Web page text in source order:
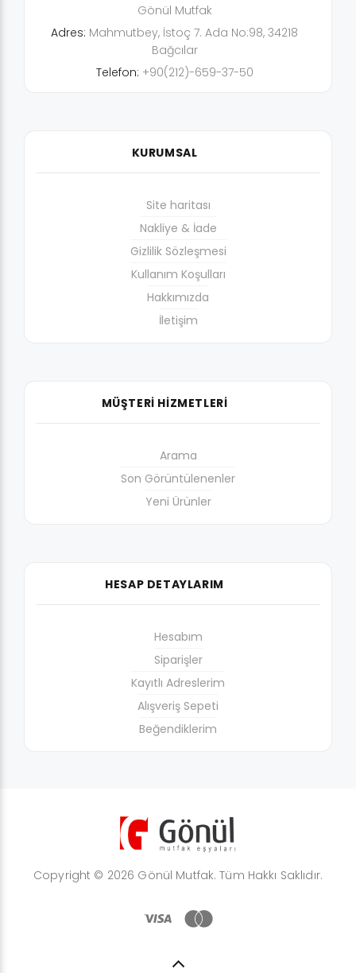
Gönül Mutfak
Adres: Mahmutbey, İstoç 7. Ada No:98, 34218
Bağcılar
Telefon: +90(212)-659-37-50
KURUMSAL
Site haritası
Nakliye & İade
Gizlilik Sözleşmesi
Kullanım Koşulları
Hakkımızda
İletişim
MÜŞTERİ HİZMETLERİ
Arama
Son Görüntülenenler
Yeni Ürünler
HESAP DETAYLARIM
Hesabım
Siparişler
Kayıtlı Adreslerim
Alışveriş Sepeti
Beğendiklerim
Copyright © 2026 Gönül Mutfak. Tüm Hakkı Saklıdır.